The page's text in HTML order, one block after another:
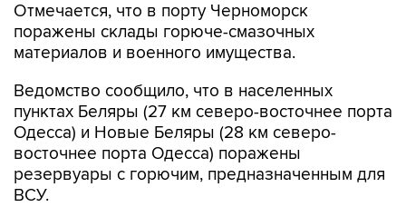
Отмечается, что в порту Черноморск
поражены склады горюче-смазочных
материалов и военного имущества.
Ведомство сообщило, что в населенных
пунктах Беляры (27 км северо-восточнее порта
Одесса) и Новые Беляры (28 км северо-
восточнее порта Одесса) поражены
резервуары с горючим, предназначенным для
ВСУ.